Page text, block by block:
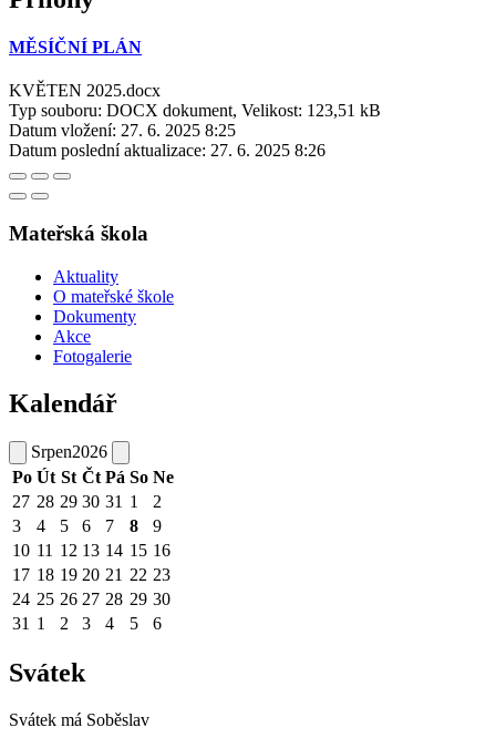
MĚSÍČNÍ PLÁN
KVĚTEN 2025.docx
Typ souboru: DOCX dokument, Velikost: 123,51 kB
Datum vložení: 27. 6. 2025 8:25
Datum poslední aktualizace: 27. 6. 2025 8:26
Mateřská škola
Aktuality
O mateřské škole
Dokumenty
Akce
Fotogalerie
Kalendář
Srpen2026
Po Út St Čt Pá So Ne
27 28 29 30 31 1
2
3
4 5 6 7 8
9
10 11 12 13 14 15 16
17 18 19 20 21 22 23
24 25 26 27 28 29 30
31 1 2 3 4 5 6
Svátek
Svátek má Soběslav